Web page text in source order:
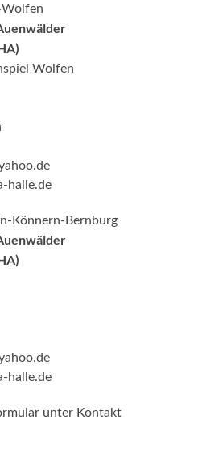
Wolfen
Wolfen
halle.de
Könnern-Bernburg
halle.de
unter Kontakt